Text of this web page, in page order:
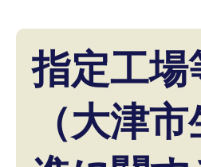
指定工場
（大津